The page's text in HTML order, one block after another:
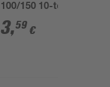
100/150 10-teilig
3,59 €